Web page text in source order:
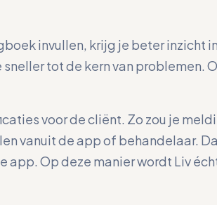
invullen, krijg je beter inzicht
tot de kern van problemen.
voor de cliënt. Zo zou je
vanuit de app of behandelaar.
app. Op deze manier wordt Liv